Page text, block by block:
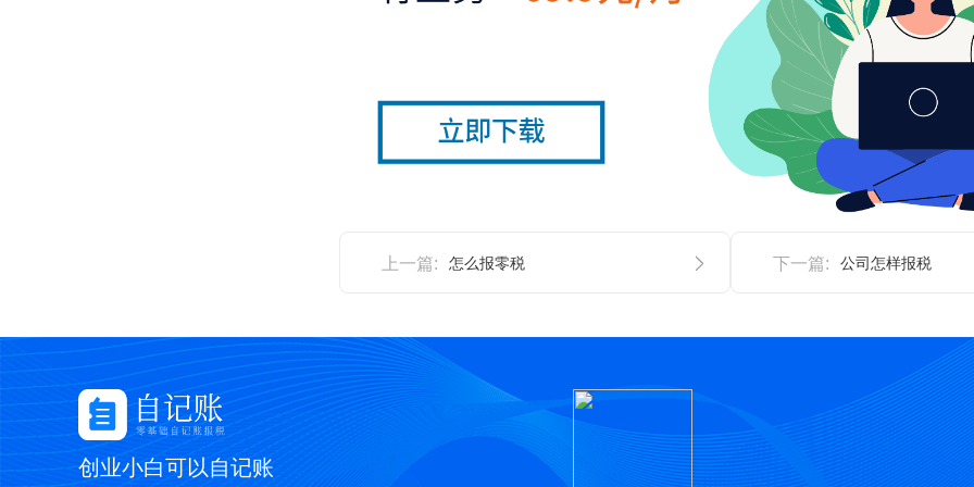
上一篇: 怎么报零税 下一篇: 公司怎样报税
创业小白可以自记账